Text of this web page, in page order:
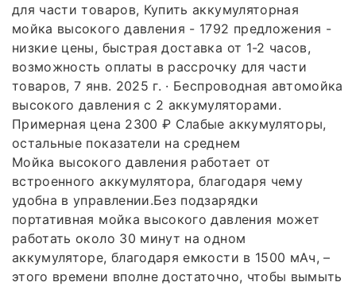
для части товаров, Купить аккумуляторная
мойка высокого давления - 1792 предложения -
низкие цены, быстрая доставка от 1-2 часов,
возможность оплаты в рассрочку для части
товаров, 7 янв. 2025 г. · Беспроводная автомойка
высокого давления с 2 аккумуляторами.
Примерная цена 2300 ₽ Слабые аккумуляторы,
остальные показатели на среднем
Мойка высокого давления работает от
встроенного аккумулятора, благодаря чему
удобна в управлении.Без подзарядки
портативная мойка высокого давления может
работать около 30 минут на одном
аккумуляторе, благодаря емкости в 1500 мАч, –
этого времени вполне достаточно, чтобы вымыть